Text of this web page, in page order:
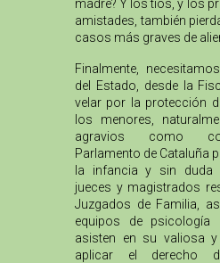
madre? Y los tíos, y los
amistades, también
casos más graves de
Finalmente,
del Estado, desde la
velar por la protección
los menores,
agravios como
Parlamento de Cataluña
la infancia y sin duda
jueces y magistrados
Juzgados de Familia,
equipos de psicología
asisten en su valiosa
aplicar el derecho